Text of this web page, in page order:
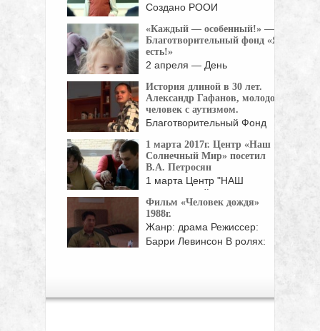
Создано РООИ
«Лаборатория социальной
...
«Каждый — особенный!» —
Благотворительный фонд «Я
есть!»
2 апреля — День
информации об ...
История длиной в 30 лет.
Александр Гафанов, молодой
человек с аутизмом.
Благотворительный Фонд
одном ...
1 марта 2017г. Центр «Наш
Солнечный Мир» посетил
В.А. Петросян
1 марта Центр "НАШ
которым ...
Фильм «Человек дождя»
1988г.
Жанр: драма Режиссер:
Барри Левинсон В ролях: